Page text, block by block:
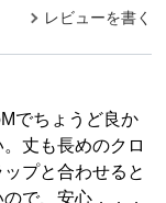
レビューを書く
でちょうど良か
丈も長めのクロ
プと合わせると
で、安心．．．